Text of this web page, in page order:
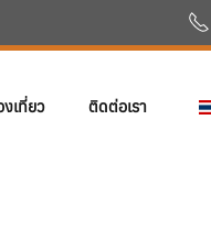
เที่ยว ติดต่อเรา